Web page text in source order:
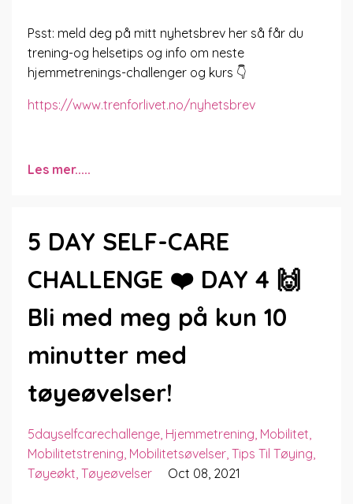
Psst: meld deg på mitt nyhetsbrev her så får du
trening-og helsetips og info om neste
hjemmetrenings-challenger og kurs 👇
https://www.trenforlivet.no/nyhetsbrev
Les mer.....
5 DAY SELF-CARE
CHALLENGE ❤️ DAY 4 🙌
Bli med meg på kun 10
minutter med
tøyeøvelser!
5dayselfcarechallenge Hjemmetrening Mobilitet
Mobilitetstrening Mobilitetsøvelser Tips Til Tøying
Tøyeøkt Tøyeøvelser Oct 08, 2021